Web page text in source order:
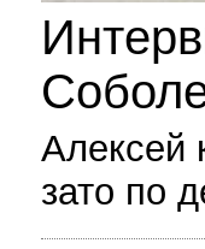
Алексей
зато по